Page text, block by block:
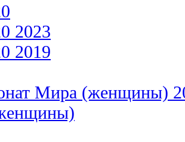
2023
2019
Мира (женщины)